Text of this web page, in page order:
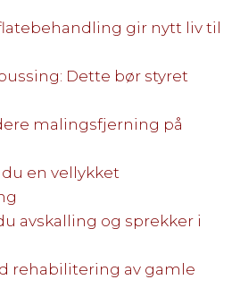
gir nytt liv til
Dette bør styret
malingsfjerning på
en vellykket
avskalling og sprekker i
rehabilitering av gamle